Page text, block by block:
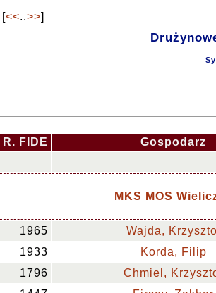
[<<..>>]
R. FIDE Gospodarz
MKS MOS
1965
Wajda,
1933
Korda, Filip
1796
Chmiel,